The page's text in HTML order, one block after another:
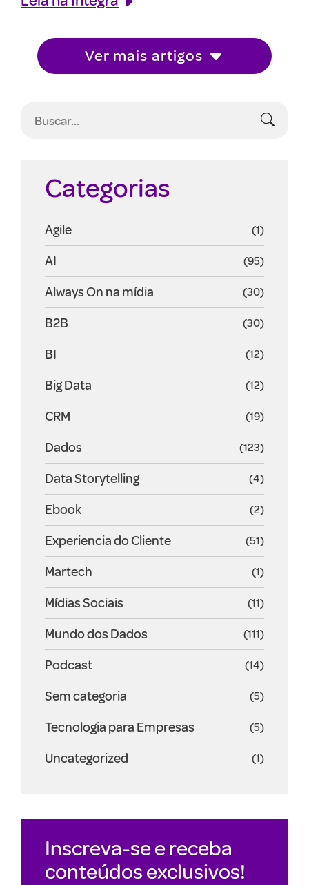
Ver mais artigos
Categorias
Agile (1)
AI (95)
Always On na mídia (30)
B2B (30)
BI (12)
Big Data (12)
CRM (19)
Dados (123)
Data Storytelling (4)
Ebook (2)
Experiencia do Cliente (51)
Martech (1)
Mídias Sociais (11)
Mundo dos Dados (111)
Podcast (14)
Sem categoria (5)
Tecnologia para Empresas (5)
Uncategorized (1)
Inscreva-se e receba
conteúdos exclusivos!